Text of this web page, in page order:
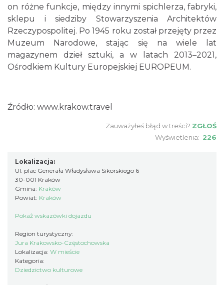
on różne funkcje, między innymi spichlerza, fabryki,
sklepu i siedziby Stowarzyszenia Architektów
Rzeczypospolitej. Po 1945 roku został przejęty przez
Muzeum Narodowe, stając się na wiele lat
magazynem dzieł sztuki, a w latach 2013–2021,
Ośrodkiem Kultury Europejskiej EUROPEUM.
Źródło: www.krakow.travel
Zauważyłeś błąd w treści? ZGŁOŚ
Wyświetlenia: 226
Lokalizacja:
Ul. plac Generała Władysława Sikorskiego 6
30-001 Kraków
Gmina: Kraków
Powiat: Kraków
Pokaż wskazówki dojazdu
Region turystyczny:
Jura Krakowsko-Częstochowska
Lokalizacja: W mieście
Kategoria:
Dziedzictwo kulturowe